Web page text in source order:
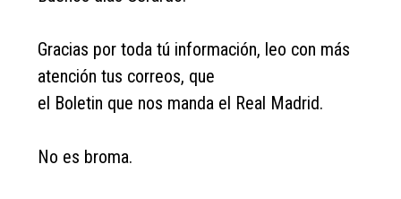
Gracias por toda tú información, leo con más
atención tus correos, que
el Boletin que nos manda el Real Madrid.
No es broma.